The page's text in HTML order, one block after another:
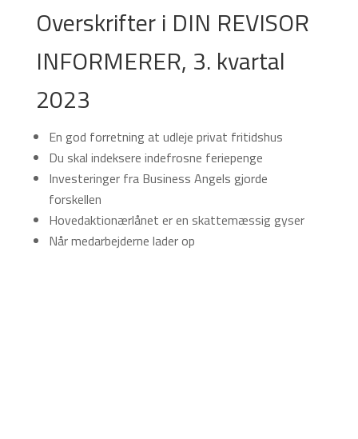
Overskrifter i DIN REVISOR
INFORMERER, 3. kvartal
2023
En god forretning at udleje privat fritidshus
Du skal indeksere indefrosne feriepenge
Investeringer fra Business Angels gjorde
forskellen
Hovedaktionærlånet er en skattemæssig gyser
Når medarbejderne lader op